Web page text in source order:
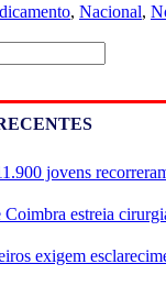
, Nacional,
jovens
estreia
exigem